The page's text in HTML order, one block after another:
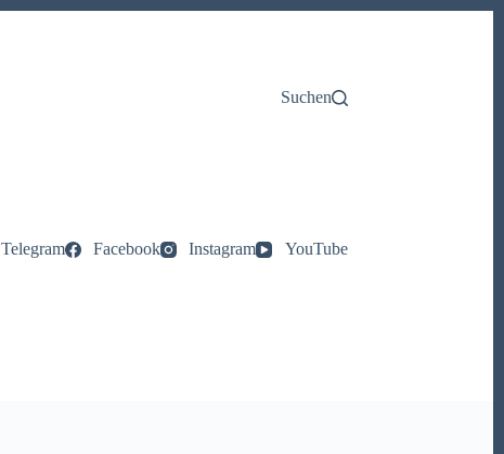
Suchen
Telegram Facebook Instagram YouTube